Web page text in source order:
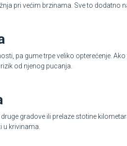
pri većim brzinama. Sve to dodatno
pa gume trpe veliko opterećenje.
od njenog pucanja.
gradove ili prelaze stotine
u krivinama.